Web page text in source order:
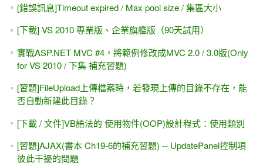
買書自修？或是上課？ -- 找出 適合 自己的學習胃口更重要！
ASP.NET MVC + WebForm雙範例 - WebAPI / WCF / Web
[youtube影片][ASP.NET專題實務] SQL Server 範例資料庫，
ASP.NET MVC 三天入門課程（8折優惠 / 9vs1）
[Youtube] JSON - 20分鐘 快速入門
ASP.NET MVC，檔案上傳搭配資料庫（FileUpload 檔案二進
位存入資料表）